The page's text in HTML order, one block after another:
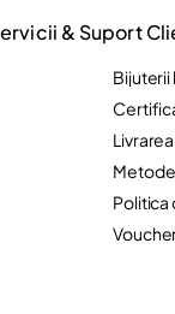
& Suport
Bijuterii
Politica